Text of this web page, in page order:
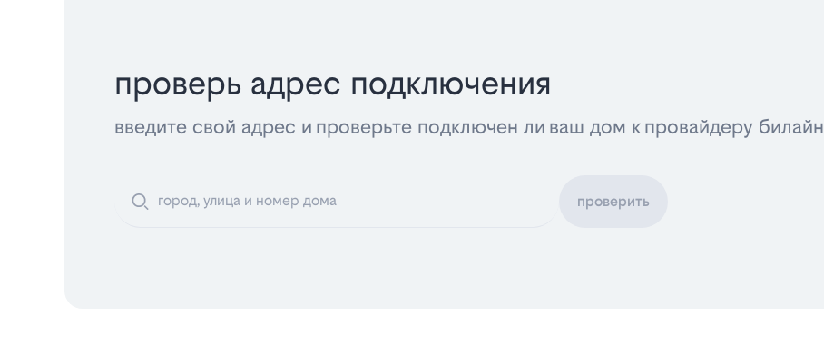
проверь адрес подключения
введите свой адрес и проверьте подключен ли ваш дом к провайдеру билайн
проверить